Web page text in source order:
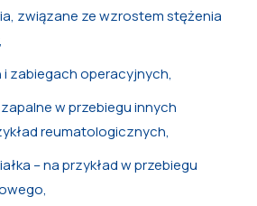
związane ze wzrostem stężenia
zabiegach operacyjnych,
w przebiegu innych
reumatologicznych,
– na przykład w przebiegu